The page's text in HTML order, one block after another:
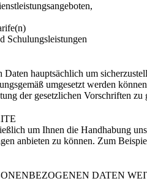
Schulungsleistungen
hauptsächlich um
umgesetzt werden
der gesetzlichen Vorschriften zu
um Ihnen die Handhabung
anbieten zu können. Zum
DATEN